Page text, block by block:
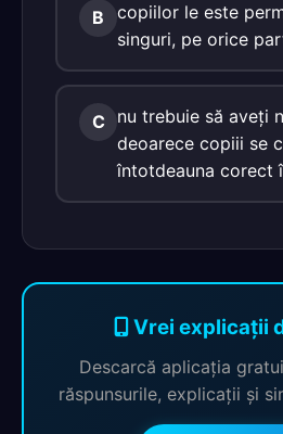
B
copiilor le este
singuri, pe orice
C
nu trebuie să aveţi
deoarece copiii se
întotdeauna corect
Vrei explicații
Descarcă aplicația
răspunsurile, explicații și